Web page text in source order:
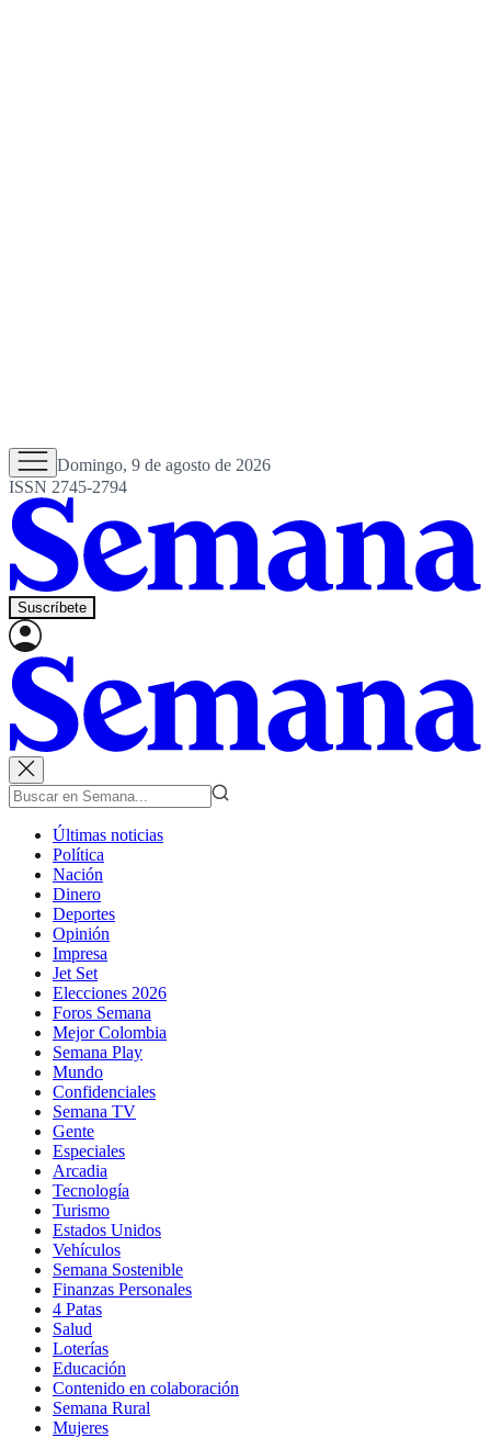
Domingo, 9 de agosto de 2026
ISSN 2745-2794
Suscríbete
Últimas noticias
Política
Nación
Dinero
Deportes
Opinión
Impresa
Jet Set
Elecciones 2026
Foros Semana
Mejor Colombia
Semana Play
Mundo
Confidenciales
Semana TV
Gente
Especiales
Arcadia
Tecnología
Turismo
Estados Unidos
Vehículos
Semana Sostenible
Finanzas Personales
4 Patas
Salud
Loterías
Educación
Contenido en colaboración
Semana Rural
Mujeres